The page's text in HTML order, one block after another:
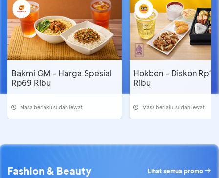
Bakmi GM - Harga Spesial
Rp69 Ribu
Masa berlaku sudah lewat
Hokben - Diskon
Ribu
Masa berlaku sudah lewat
Fashion & Beauty Lihat semua promo